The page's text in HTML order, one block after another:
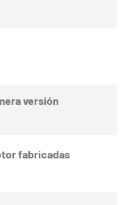
versión
fabricadas